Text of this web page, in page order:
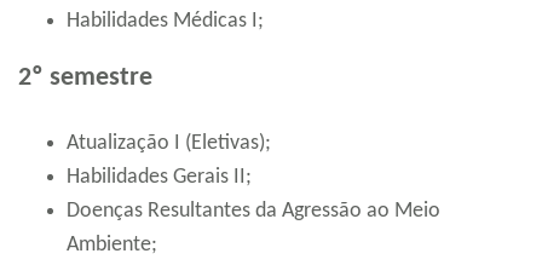
Habilidades Médicas I;
2º semestre
Atualização I (Eletivas);
Habilidades Gerais II;
Doenças Resultantes da Agressão ao Meio
Ambiente;